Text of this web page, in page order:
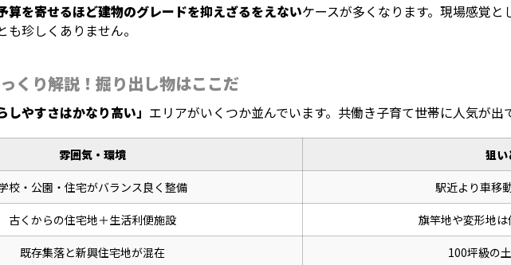
算を寄せるほど建物のグレードを抑えざるをえないケースが多くなります。現場感覚
珍しくありません。
くり解説！掘り出し物はここだ
しやすさはかなり高い」 エリアがいくつか並んでいます。共働き子育て世帯に人気が出
雰囲気・環境 狙い
校・公園・住宅がバランス良く整備 駅近より車移
古くからの住宅地＋生活利便施設 旗竿地や変形地
既存集落と新興住宅地が混在 100坪級の